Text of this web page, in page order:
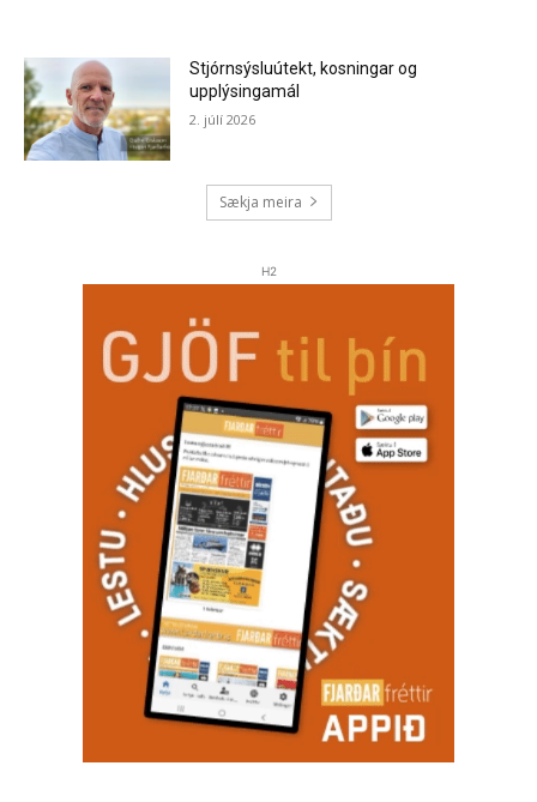
Stjórnsýsluútekt, kosningar og
upplýsingamál
2. júlí 2026
Sækja meira
H2